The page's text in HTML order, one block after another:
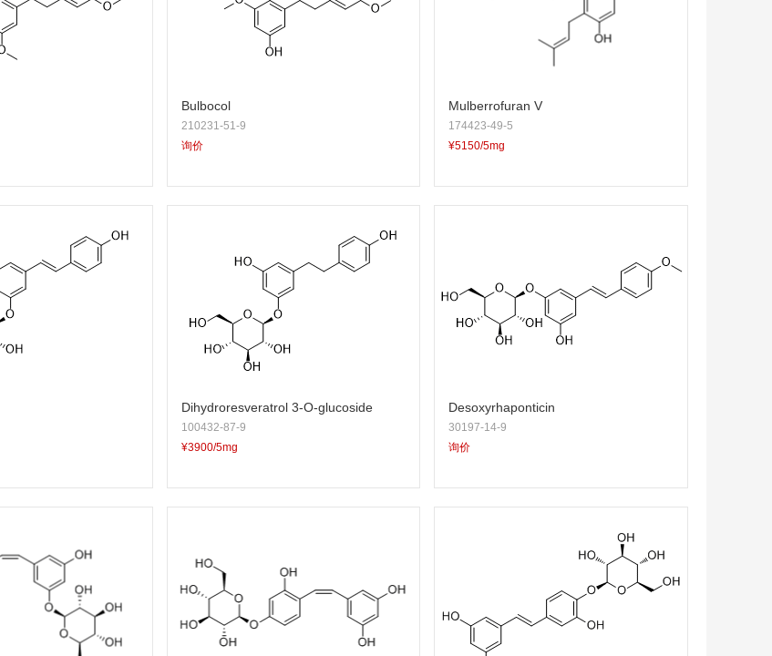
Bulbocol
210231-51-9
询价
Mulberrofuran V
174423-49-5
¥5150/5mg
Dihydroresveratrol 3-O-glucoside
100432-87-9
¥3900/5mg
Desoxyrhaponticin
30197-14-9
询价